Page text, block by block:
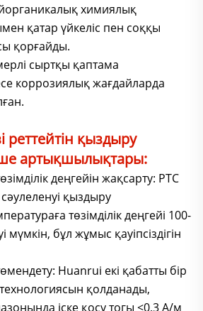
химиялық
қатар үйкеліс пен соққы
қорғайды.
сыртқы қаптама
коррозиялық жағдайларда
реттейтін қыздыру
артықшылықтары:
деңгейін жақсарту: PTC
қыздыру
төзімділік деңгейі 100-
мүмкін, бұл жұмыс қауіпсіздігін
Huanrui екі қабатты бір
қолданады,
іске қосу тогы <0,3 А/м